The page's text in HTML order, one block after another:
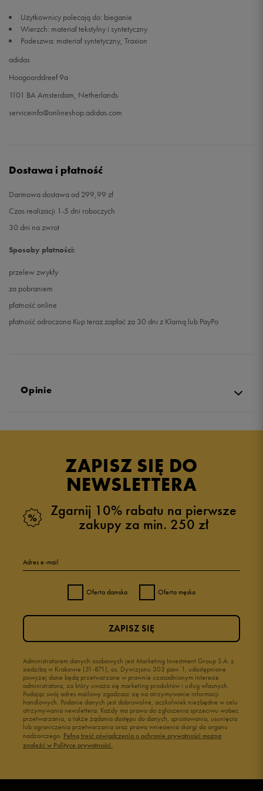
49 1/3 32 cm
Użytkownicy polecają do: bieganie
Wierzch: materiał tekstylny i syntetyczny
Podeszwa: materiał syntetyczny, Traxion
adidas
Hoogoorddreef 9a
1101 BA Amsterdam, Netherlands
serviceinfo@onlineshop.adidas.com
Dostawa i płatność
Darmowa dostawa od 299,99 zł
Czas realizacji 1-5 dni roboczych
30 dni na zwrot
Sposoby płatności:
przelew zwykły
za pobraniem
płatność online
płatność odroczona Kup teraz zapłać za 30 dni z Klarną lub PayPo
Opinie
ZAPISZ SIĘ DO
NEWSLETTERA
Zgarnij 10% rabatu na pierwsze
zakupy za min. 250 zł
Adres e-mail
Oferta damska Oferta męska
Administratorem danych osobowych jest Marketing Investment Group S.A. z
siedzibą w Krakowie (31-871), os. Dywizjonu 303 paw. 1, udostępnione
powyżej dane będą przetwarzane w prawnie uzasadnionym interesie
administratora, za który uważa się marketing produktów i usług własnych.
Podając swój adres mailowy zgadzasz się na otrzymywanie informacji
handlowych. Podanie danych jest dobrowolne, aczkolwiek niezbędne w celu
otrzymywania newslettera. Każdy ma prawo do zgłoszenia sprzeciwu wobec
przetwarzania, a także żądania dostępu do danych, sprostowania, usunięcia
lub ograniczenia przetwarzania oraz prawo wniesienia skargi do organu
nadzorczego. Pełną treść oświadczenia o ochronie prywatności można
znaleźć w Polityce prywatności.
ZAPISZ SIĘ